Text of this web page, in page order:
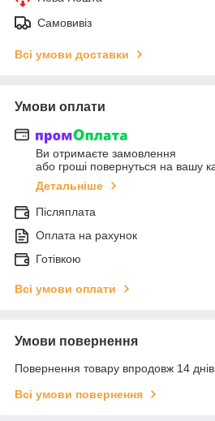
Самовивіз
Всі умови доставки
Умови оплати
Ви отримаєте замовлення
або гроші повернуться на вашу
Детальніше
Післяплата
Оплата на рахунок
Готівкою
Всі умови оплати
Умови повернення
Повернення товару впродовж 14
Всі умови повернення